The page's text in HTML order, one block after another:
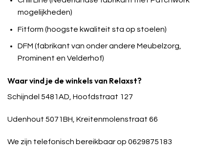
mogelijkheden)
Fitform (hoogste kwaliteit sta op stoelen)
DFM (fabrikant van onder andere Meubelzorg,
Prominent en Velderhof)
Waar vind je de winkels van Relaxst?
Schijndel 5481AD, Hoofdstraat 127
Udenhout 5071BH, Kreitenmolenstraat 66
We zijn telefonisch bereikbaar op 0629875183